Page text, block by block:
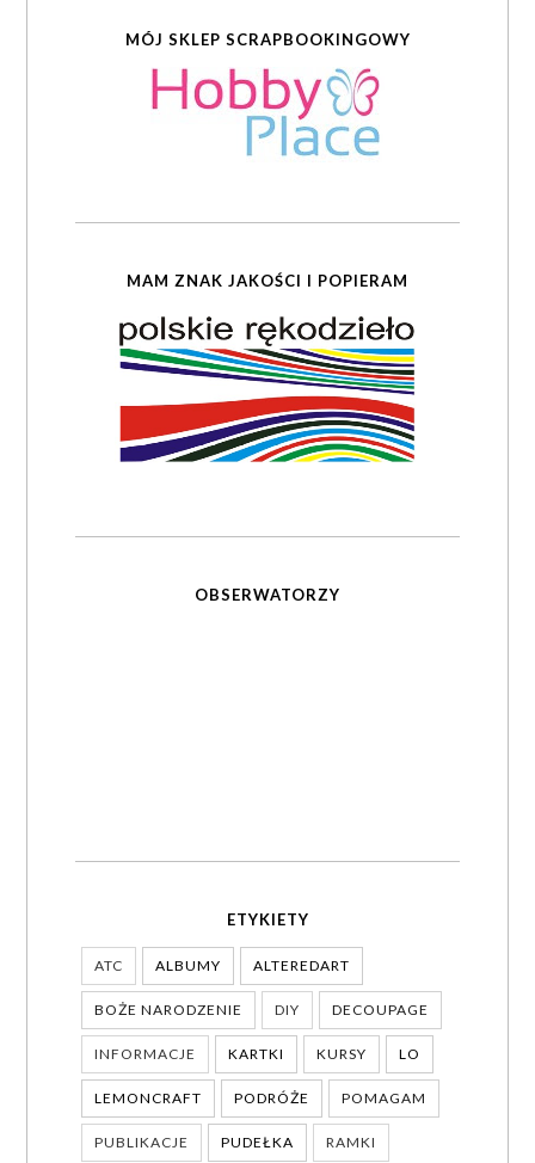
MÓJ SKLEP SCRAPBOOKINGOWY
MAM ZNAK JAKOŚCI I POPIERAM
OBSERWATORZY
ETYKIETY
ATC ALBUMY ALTEREDART
BOŻE NARODZENIE DIY DECOUPAGE
INFORMACJE KARTKI KURSY LO
LEMONCRAFT PODRÓŻE POMAGAM
PUBLIKACJE PUDEŁKA RAMKI